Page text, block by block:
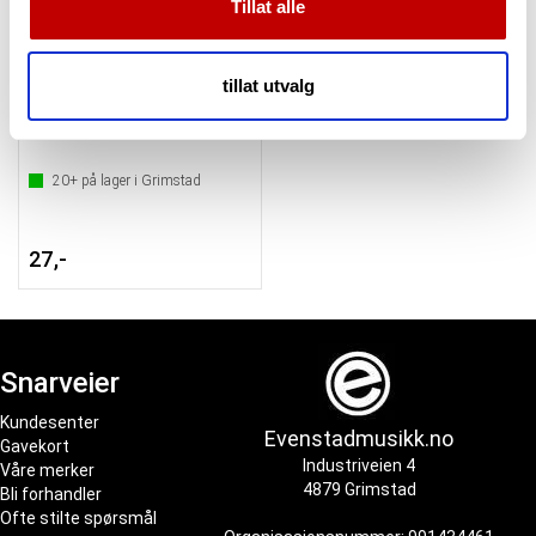
vårt, med partnerne våre innen sosiale medier,
annonsering og analysearbeid, som kan kombinere den
med annen informasjon du har gjort tilgjengelig for dem,
Tillat alle
tillat utvalg
Rotosound NR-3 løse diskant strenger
CL-2 Nylon-gitar G-3 .040
20+ på lager i Grimstad
27,-
Snarveier
Kundesenter
Gavekort
Våre merker
Bli forhandler
Ofte stilte spørsmål
Evenstadmusikk.no
Industriveien 4
4879 Grimstad